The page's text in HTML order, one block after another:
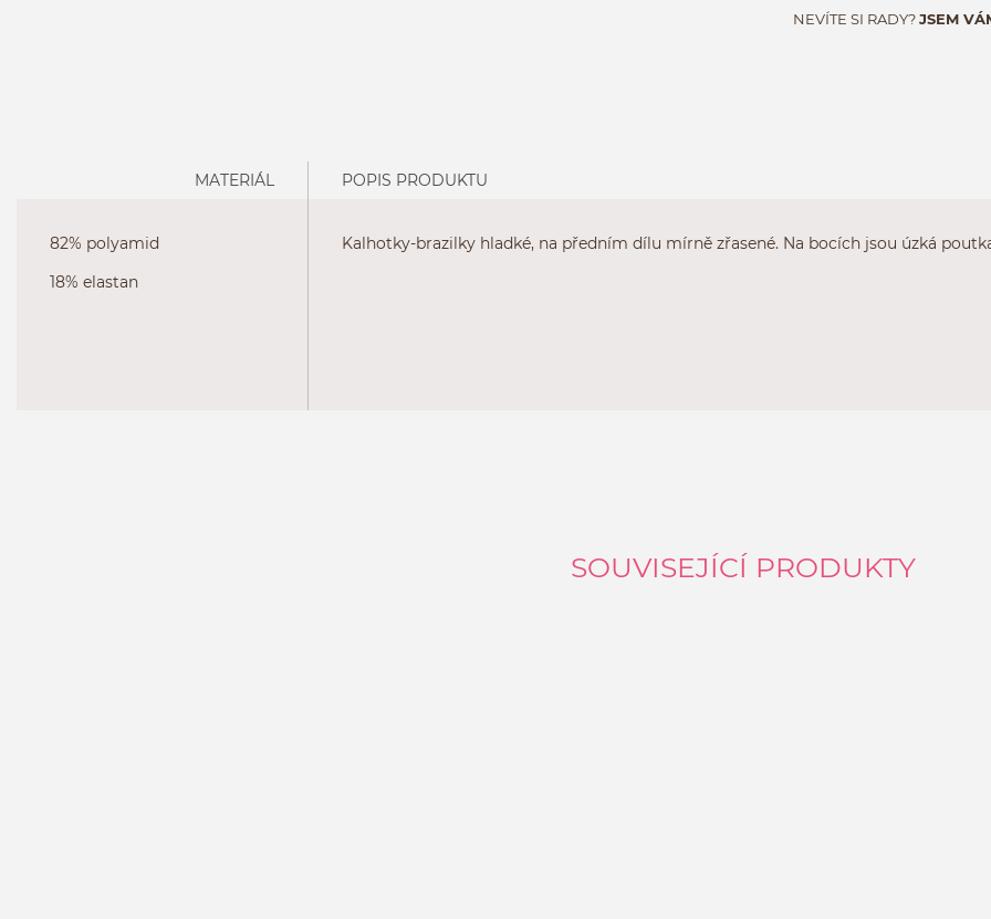
NEVÍTE SI RADY?JSEM
MATERIÁL
82% polyamid
18% elastan
POPIS PRODUKTU
Kalhotky-brazilky hladké, na předním dílu mírně zřasené. Na bocích jsou úzká
SOUVISEJÍCÍ PRODUKTY